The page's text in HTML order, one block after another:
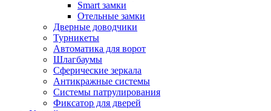
Smart замки
Отельные замки
Дверные доводчики
Турникеты
Автоматика для ворот
Шлагбаумы
Сферические зеркала
Антикражные системы
Системы патрулирования
Фиксатор для дверей